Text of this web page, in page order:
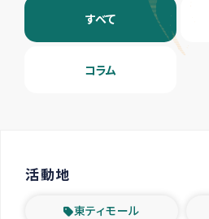
すべて
コラム
活動地
東ティモール